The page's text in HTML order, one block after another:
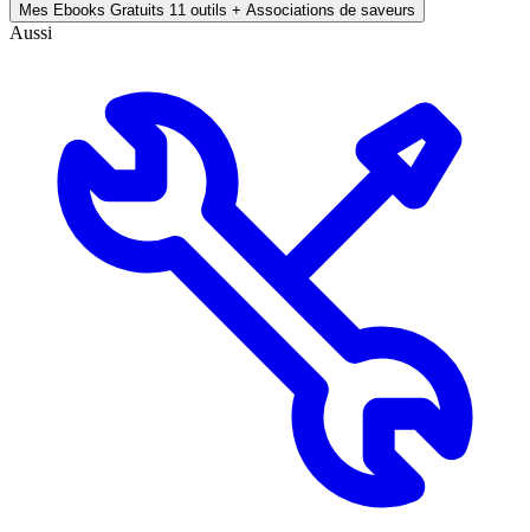
Mes Ebooks Gratuits 11 outils + Associations de saveurs
Aussi